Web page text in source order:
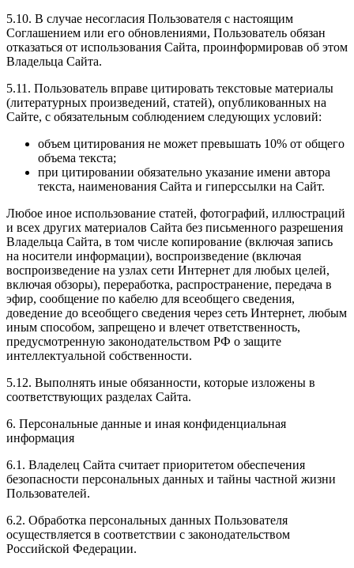
5.10. В случае несогласия Пользователя с настоящим
Соглашением или его обновлениями, Пользователь обязан
отказаться от использования Сайта, проинформировав об этом
Владельца Сайта.
5.11. Пользователь вправе цитировать текстовые материалы
(литературных произведений, статей), опубликованных на
Сайте, с обязательным соблюдением следующих условий:
объем цитирования не может превышать 10% от общего
объема текста;
при цитировании обязательно указание имени автора
текста, наименования Сайта и гиперссылки на Сайт.
Любое иное использование статей, фотографий, иллюстраций
и всех других материалов Сайта без письменного разрешения
Владельца Сайта, в том числе копирование (включая запись
на носители информации), воспроизведение (включая
воспроизведение на узлах сети Интернет для любых целей,
включая обзоры), переработка, распространение, передача в
эфир, сообщение по кабелю для всеобщего сведения,
доведение до всеобщего сведения через сеть Интернет, любым
иным способом, запрещено и влечет ответственность,
предусмотренную законодательством РФ о защите
интеллектуальной собственности.
5.12. Выполнять иные обязанности, которые изложены в
соответствующих разделах Сайта.
6. Персональные данные и иная конфиденциальная
информация
6.1. Владелец Сайта считает приоритетом обеспечения
безопасности персональных данных и тайны частной жизни
Пользователей.
6.2. Обработка персональных данных Пользователя
осуществляется в соответствии с законодательством
Российской Федерации.